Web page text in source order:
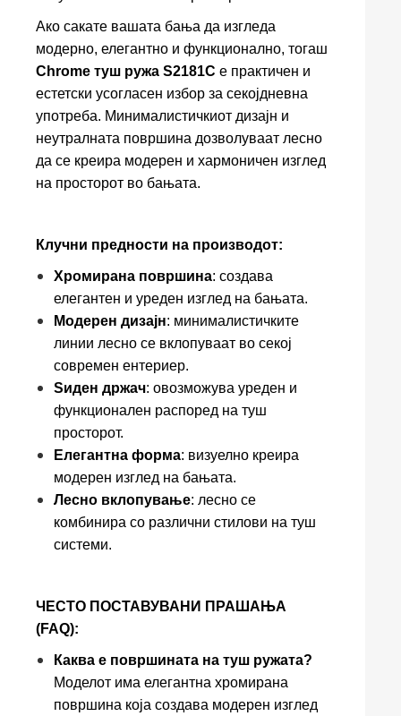
Ако сакате вашата бања да изгледа
модерно, елегантно и функционално, тогаш
Chrome туш ружа S2181C е практичен и
естетски усогласен избор за секојдневна
употреба. Минималистичкиот дизајн и
неутралната површина дозволуваат лесно
да се креира модерен и хармоничен изглед
на просторот во бањата.
Клучни предности на производот:
Хромирана површина: создава
елегантен и уреден изглед на бањата.
Модерен дизајн: минималистичките
линии лесно се вклопуваат во секој
современ ентериер.
Ѕиден држач: овозможува уреден и
функционален распоред на туш
просторот.
Елегантна форма: визуелно креира
модерен изглед на бањата.
Лесно вклопување: лесно се
комбинира со различни стилови на туш
системи.
ЧЕСТО ПОСТАВУВАНИ ПРАШАЊА
(FAQ):
Каква е површината на туш ружата?
Моделот има елегантна хромирана
површина која создава модерен изглед